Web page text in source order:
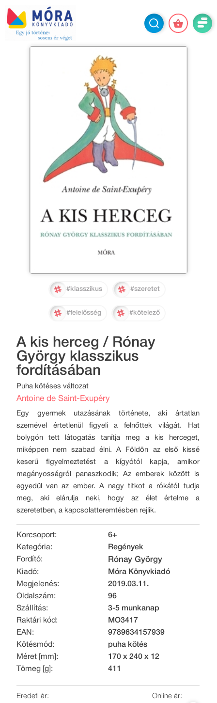
#klasszikus #szeretet
#felelősség #kötelező
A kis herceg / Rónay
György klasszikus
fordításában
Puha kötéses változat
Antoine de Saint-Exupéry
Egy gyermek utazásának története, aki ártatlan
szemével értetlenül figyeli a felnőttek világát. Hat
bolygón tett látogatás tanítja meg a kis herceget,
miképpen nem szabad élni. A Földön az első kissé
keserű figyelmeztetést a kígyótól kapja, amikor
magányosságról panaszkodik; Az emberek között is
egyedül van az ember. A nagy titkot a rókától tudja
meg, aki elárulja neki, hogy az élet értelme a
szeretetben, a kapcsolatteremtésben rejlik.
Korcsoport:
6+
Kategória:
Regények
Fordító:
Rónay György
Kiadó:
Móra Könyvkiadó
Megjelenés:
2019.03.11.
Oldalszám:
96
Szállítás:
3-5 munkanap
Raktári kód:
MO3417
EAN:
9789634157939
Kötésmód:
puha kötés
Méret [mm]:
170 x 240 x 12
Tömeg [g]:
411
Eredeti ár:
Online ár: